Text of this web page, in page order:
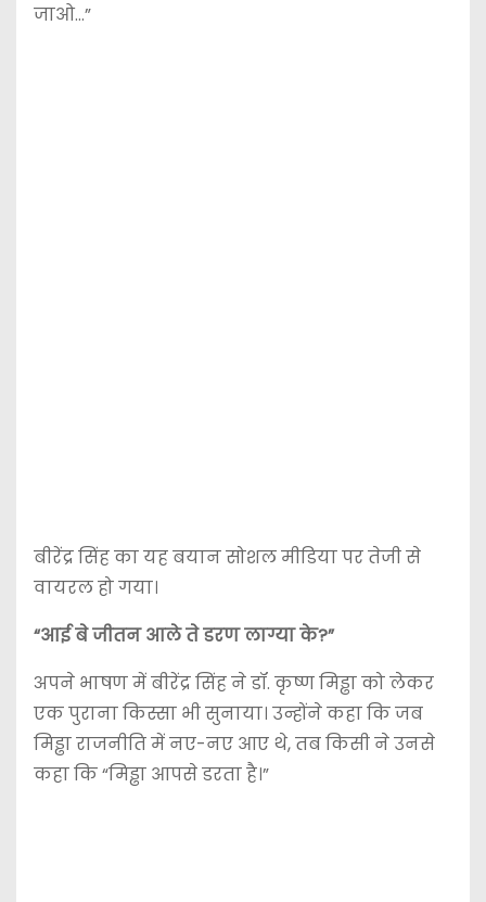
जाओ…”
बीरेंद्र सिंह का यह बयान सोशल मीडिया पर तेजी से
वायरल हो गया।
“आई बे जीतन आले ते डरण लाग्या के?”
अपने भाषण में बीरेंद्र सिंह ने डॉ. कृष्ण मिड्ढा को लेकर
एक पुराना किस्सा भी सुनाया। उन्होंने कहा कि जब
मिड्ढा राजनीति में नए-नए आए थे, तब किसी ने उनसे
कहा कि “मिड्ढा आपसे डरता है।”